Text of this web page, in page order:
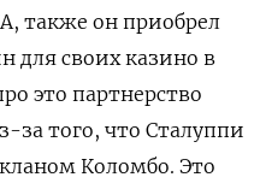
также он приобрел
для своих казино в
это партнерство
за того, что Сталуппи
Коломбо. Это